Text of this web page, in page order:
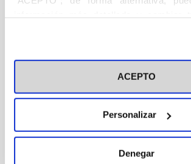
en el botón "Personalizar". Para más
visitar nuestra Política de Cookies
ACEPTO
Personalizar
Denegar